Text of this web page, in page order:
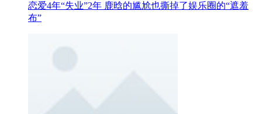
恋爱4年“失业”2年 鹿晗的尴尬也撕掉了娱乐圈的“遮羞
布”